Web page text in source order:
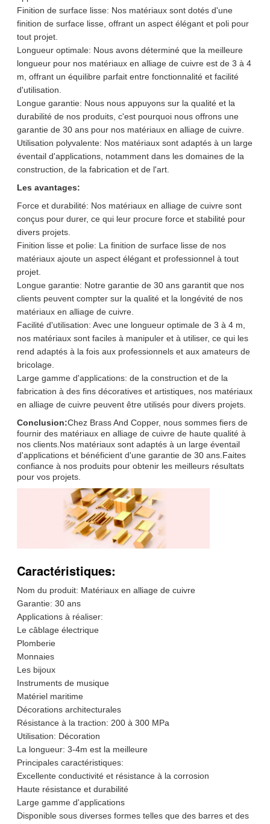
Finition de surface lisse: Nos matériaux sont dotés d'une
finition de surface lisse, offrant un aspect élégant et poli pour
tout projet.
Longueur optimale: Nous avons déterminé que la meilleure
longueur pour nos matériaux en alliage de cuivre est de 3 à 4
m, offrant un équilibre parfait entre fonctionnalité et facilité
d'utilisation.
Longue garantie: Nous nous appuyons sur la qualité et la
durabilité de nos produits, c'est pourquoi nous offrons une
garantie de 30 ans pour nos matériaux en alliage de cuivre.
Utilisation polyvalente: Nos matériaux sont adaptés à un large
éventail d'applications, notamment dans les domaines de la
construction, de la fabrication et de l'art.
Les avantages:
Force et durabilité: Nos matériaux en alliage de cuivre sont
conçus pour durer, ce qui leur procure force et stabilité pour
divers projets.
Finition lisse et polie: La finition de surface lisse de nos
matériaux ajoute un aspect élégant et professionnel à tout
projet.
Longue garantie: Notre garantie de 30 ans garantit que nos
clients peuvent compter sur la qualité et la longévité de nos
matériaux en alliage de cuivre.
Facilité d'utilisation: Avec une longueur optimale de 3 à 4 m,
nos matériaux sont faciles à manipuler et à utiliser, ce qui les
rend adaptés à la fois aux professionnels et aux amateurs de
bricolage.
Large gamme d'applications: de la construction et de la
fabrication à des fins décoratives et artistiques, nos matériaux
en alliage de cuivre peuvent être utilisés pour divers projets.
Conclusion:Chez Brass And Copper, nous sommes fiers de
fournir des matériaux en alliage de cuivre de haute qualité à
nos clients.Nos matériaux sont adaptés à un large éventail
d'applications et bénéficient d'une garantie de 30 ans.Faites
confiance à nos produits pour obtenir les meilleurs résultats
pour vos projets.
Caractéristiques:
Nom du produit: Matériaux en alliage de cuivre
Garantie: 30 ans
Applications à réaliser:
Le câblage électrique
Plomberie
Monnaies
Les bijoux
Instruments de musique
Matériel maritime
Décorations architecturales
Résistance à la traction: 200 à 300 MPa
Utilisation: Décoration
La longueur: 3-4m est la meilleure
Principales caractéristiques:
Excellente conductivité et résistance à la corrosion
Haute résistance et durabilité
Large gamme d'applications
Disponible sous diverses formes telles que des barres et des